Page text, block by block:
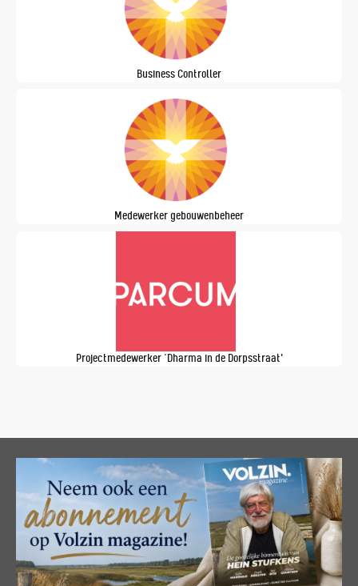
Business Controller
Medewerker gebouwenbeheer
Projectmedewerker ‘Dharma in de Dorpsstraat'